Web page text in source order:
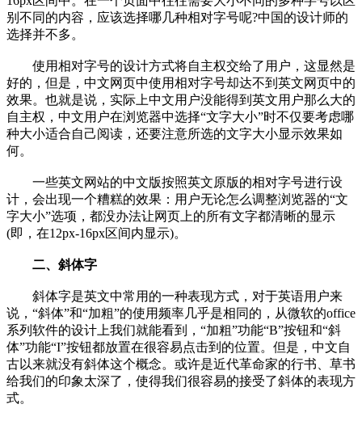
别不同的内容，应该选择哪几种相对字号呢?中国的设计师的
选择并不多。
使用相对字号的设计方式将自主权交给了用户，这显然是
好的，但是，中文网页中使用相对字号却达不到英文网页中的
效果。也就是说，实际上中文用户没能得到英文用户那么大的
自主权，中文用户在浏览器中选择“文字大小”时不仅要考虑哪
种大小适合自己阅读，还要注意所选的文字大小显示效果如
何。
一些英文网站的中文版按照英文原版的相对字号进行设
计，会出现一个糟糕的效果：用户无论怎么调整浏览器的“文
字大小”选项，都没办法让网页上的所有文字都清晰的显示
(即，在12px-16px区间内显示)。
二、斜体字
斜体字是英文中常用的一种表现方式，对于英语用户来
说，“斜体”和“加粗”的使用频率几乎是相同的，从微软的office
系列软件的设计上我们就能看到，“加粗”功能“B”按钮和“斜
体”功能“I”按钮都放置在很容易点击到的位置。但是，中文自
古以来就没有斜体这个概念。或许是近代革命家的行书、草书
给我们的印象太深了，使得我们很容易的接受了斜体的表现方
式。